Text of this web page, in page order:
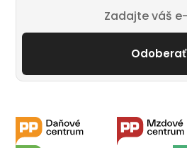
Odoberať